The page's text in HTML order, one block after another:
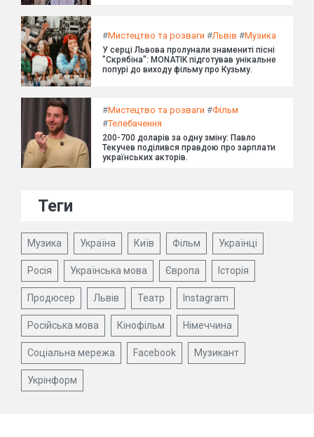
#Мистецтво та розваги #Львів #Музика
У серці Львова пролунали знамениті пісні
"Скрябіна": MONATIK підготував унікальне
попурі до виходу фільму про Кузьму.
#Мистецтво та розваги #Фільм
#Телебачення
200-700 доларів за одну зміну: Павло
Текучев поділився правдою про зарплати
українських акторів.
Теги
Музика Україна Київ Фільм Українці
Росія Українська мова Європа Історія
Продюсер Львів Театр Instagram
Російська мова Кінофільм Німеччина
Соціальна мережа Facebook Музикант
Укрінформ